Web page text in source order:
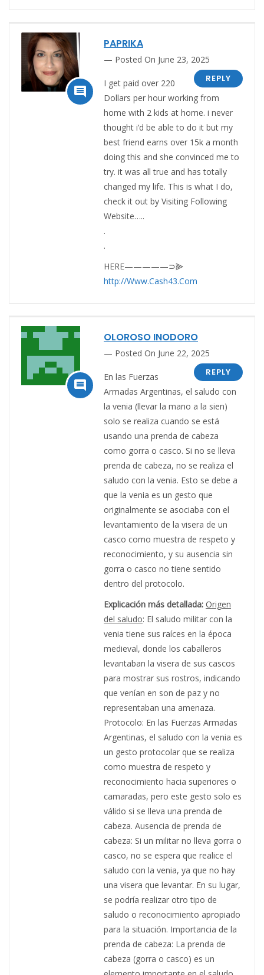

PAPRIKA
Posted On June 23, 2025
REPLY
I get paid over 220
Dollars per hour working from
home with 2 kids at home. i never
thought i’d be able to do it but my
best friend earns over 15k a month
doing this and she convinced me to
try. it was all true and has totally
changed my life. This is what I do,
check it out by Visiting Following
Website…..
.
.
HERE—————⊃⫸
http://Www.Cash43.Com

OLOROSO INODORO
Posted On June 22, 2025
REPLY
En las Fuerzas
Armadas Argentinas, el saludo con
la venia (llevar la mano a la sien)
solo se realiza cuando se está
usando una prenda de cabeza
como gorra o casco. Si no se lleva
prenda de cabeza, no se realiza el
saludo con la venia. Esto se debe a
que la venia es un gesto que
originalmente se asociaba con el
levantamiento de la visera de un
casco como muestra de respeto y
reconocimiento, y su ausencia sin
gorra o casco no tiene sentido
dentro del protocolo.
Explicación más detallada: Origen
del saludo: El saludo militar con la
venia tiene sus raíces en la época
medieval, donde los caballeros
levantaban la visera de sus cascos
para mostrar sus rostros, indicando
que venían en son de paz y no
representaban una amenaza.
Protocolo: En las Fuerzas Armadas
Argentinas, el saludo con la venia es
un gesto protocolar que se realiza
como muestra de respeto y
reconocimiento hacia superiores o
camaradas, pero este gesto solo es
válido si se lleva una prenda de
cabeza. Ausencia de prenda de
cabeza: Si un militar no lleva gorra o
casco, no se espera que realice el
saludo con la venia, ya que no hay
una visera que levantar. En su lugar,
se podría realizar otro tipo de
saludo o reconocimiento apropiado
para la situación. Importancia de la
prenda de cabeza: La prenda de
cabeza (gorra o casco) es un